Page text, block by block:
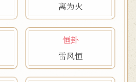
离为火
恒卦
雷风恒